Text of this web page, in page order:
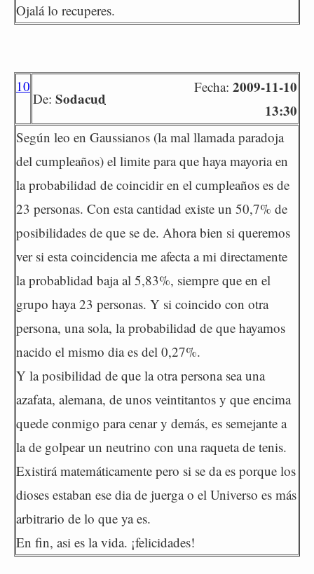
Ojalá lo recuperes.
10
De: Sodacud
Fecha: 2009-11-10
13:30
Según leo en Gaussianos (la mal llamada paradoja
del cumpleaños) el limite para que haya mayoria en
la probabilidad de coincidir en el cumpleaños es de
23 personas. Con esta cantidad existe un 50,7% de
posibilidades de que se de. Ahora bien si queremos
ver si esta coincidencia me afecta a mi directamente
la probablidad baja al 5,83%, siempre que en el
grupo haya 23 personas. Y si coincido con otra
persona, una sola, la probabilidad de que hayamos
nacido el mismo dia es del 0,27%.
Y la posibilidad de que la otra persona sea una
azafata, alemana, de unos veintitantos y que encima
quede conmigo para cenar y demás, es semejante a
la de golpear un neutrino con una raqueta de tenis.
Existirá matemáticamente pero si se da es porque los
dioses estaban ese dia de juerga o el Universo es más
arbitrario de lo que ya es.
En fin, asi es la vida. ¡felicidades!